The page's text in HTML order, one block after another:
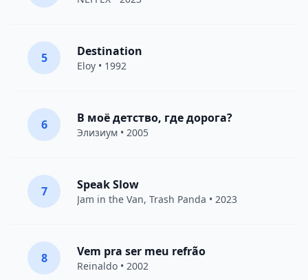
5 Destination
Eloy • 1992
6 В моё детство, где дорога?
Элизиум • 2005
7 Speak Slow
Jam in the Van, Trash Panda • 2023
8 Vem pra ser meu refrão
Reinaldo • 2002